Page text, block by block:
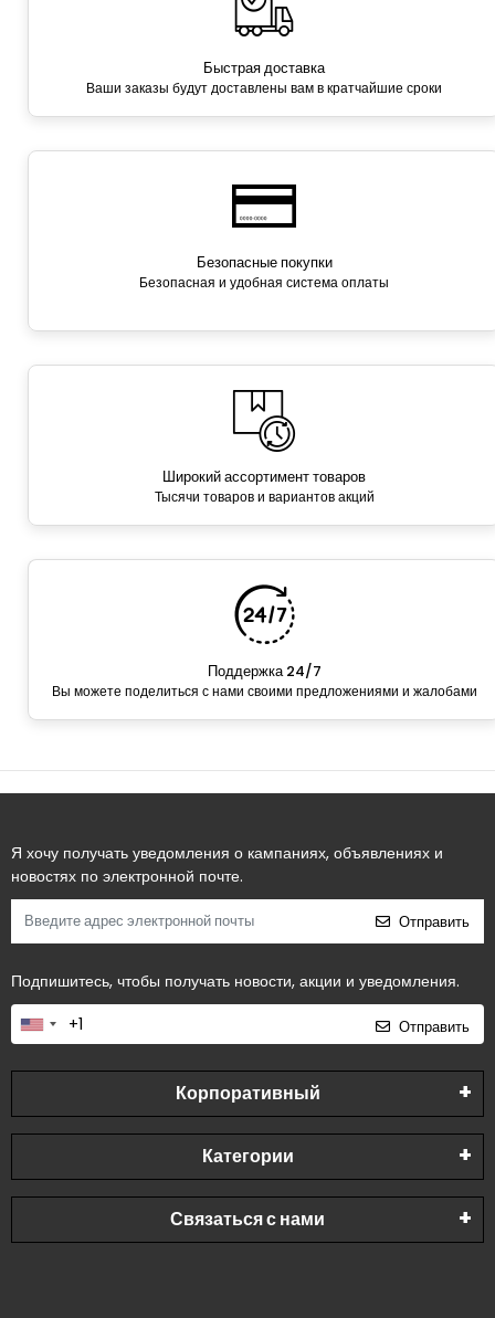
Быстрая доставка
Ваши заказы будут доставлены вам в кратчайшие сроки
Безопасные покупки
Безопасная и удобная система оплаты
Широкий ассортимент товаров
Тысячи товаров и вариантов акций
Поддержка 24/7
Вы можете поделиться с нами своими предложениями и жалобами
Я хочу получать уведомления о кампаниях, объявлениях и
новостях по электронной почте.
Отправить
Подпишитесь, чтобы получать новости, акции и уведомления.
Отправить
Корпоративный
Категории
Связаться с нами